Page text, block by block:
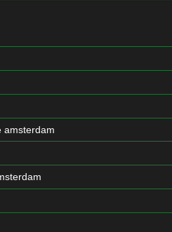
amsterdam